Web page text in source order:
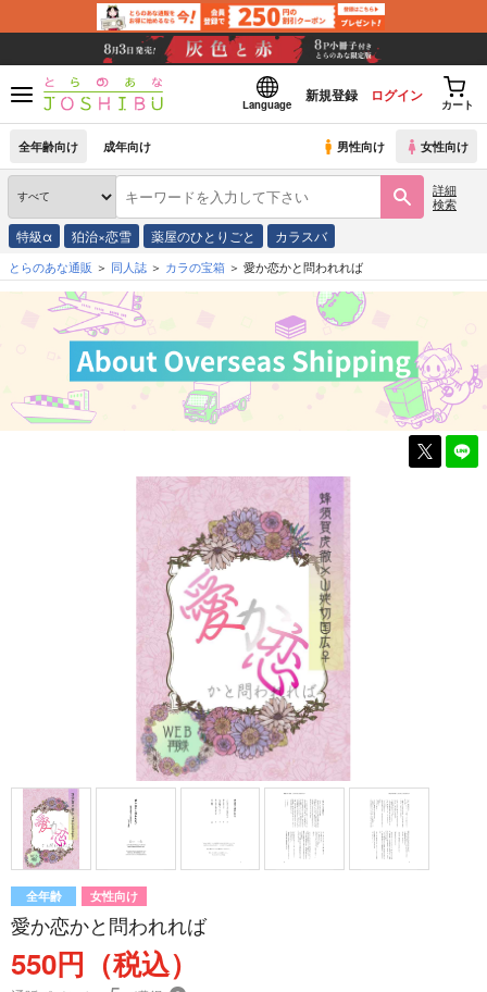
Language
新規登録 ログイン
カート
全年齢向け 成年向け 男性向け 女性向け
詳細
検索
特級α 狛治×恋雪 薬屋のひとりごと カラスバ
とらのあな通販 同人誌 カラの宝箱 愛か恋かと問われれば
全年齢 女性向け
愛か恋かと問われれば
550円（税込）